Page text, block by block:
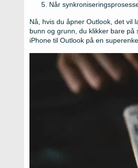
Når
Nå, hvis du åpner Outlook, det vil
bunn og grunn, du klikker bare
iPhone til Outlook på en